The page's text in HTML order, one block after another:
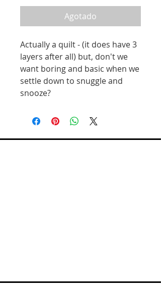
Agotado
Actually a quilt - (it does have 3
layers after all) but, don't we
want boring and basic when we
settle down to snuggle and
snooze?